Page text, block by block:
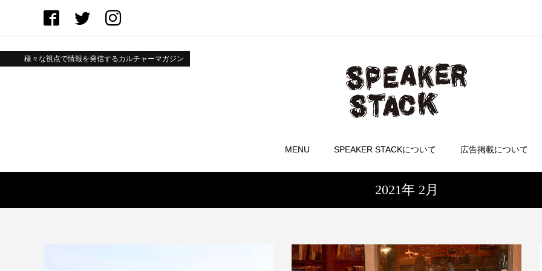
様々な視点で情報を発信するカルチャーマガジン
MENU SPEAKER STACKについて 広告掲載について
2021年 2月